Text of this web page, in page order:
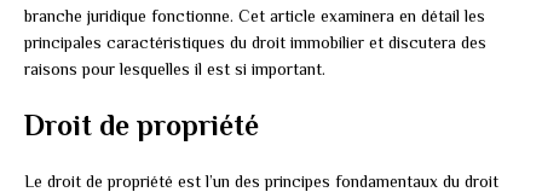
branche juridique fonctionne. Cet article examinera en détail les
principales caractéristiques du droit immobilier et discutera des
raisons pour lesquelles il est si important.
Droit de propriété
Le droit de propriété est l’un des principes fondamentaux du droit